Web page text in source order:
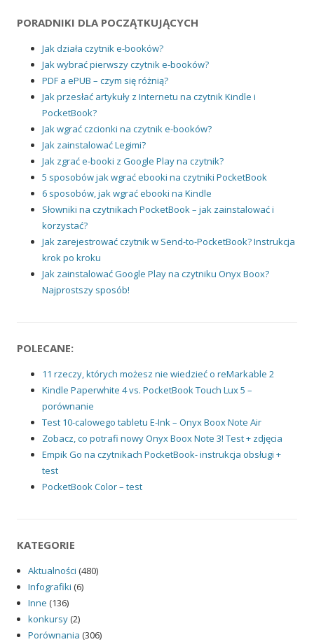
PORADNIKI DLA POCZĄTKUJĄCYCH
Jak działa czytnik e-booków?
Jak wybrać pierwszy czytnik e-booków?
PDF a ePUB – czym się różnią?
Jak przesłać artykuły z Internetu na czytnik Kindle i
PocketBook?
Jak wgrać czcionki na czytnik e-booków?
Jak zainstalować Legimi?
Jak zgrać e-booki z Google Play na czytnik?
5 sposobów jak wgrać ebooki na czytniki PocketBook
6 sposobów, jak wgrać ebooki na Kindle
Słowniki na czytnikach PocketBook – jak zainstalować i
korzystać?
Jak zarejestrować czytnik w Send-to-PocketBook? Instrukcja
krok po kroku
Jak zainstalować Google Play na czytniku Onyx Boox?
Najprostszy sposób!
POLECANE:
11 rzeczy, których możesz nie wiedzieć o reMarkable 2
Kindle Paperwhite 4 vs. PocketBook Touch Lux 5 –
porównanie
Test 10-calowego tabletu E-Ink – Onyx Boox Note Air
Zobacz, co potrafi nowy Onyx Boox Note 3! Test + zdjęcia
Empik Go na czytnikach PocketBook- instrukcja obsługi +
test
PocketBook Color – test
KATEGORIE
Aktualności (480)
Infografiki (6)
Inne (136)
konkursy(2)
Porównania (306)